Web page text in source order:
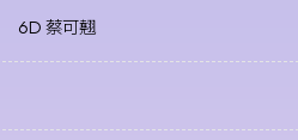
6D 蔡可翹